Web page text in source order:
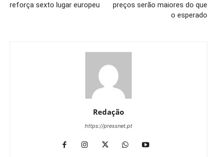
reforça sexto lugar europeu
preços serão maiores do que
o esperado
Redação
https://pressnet.pt